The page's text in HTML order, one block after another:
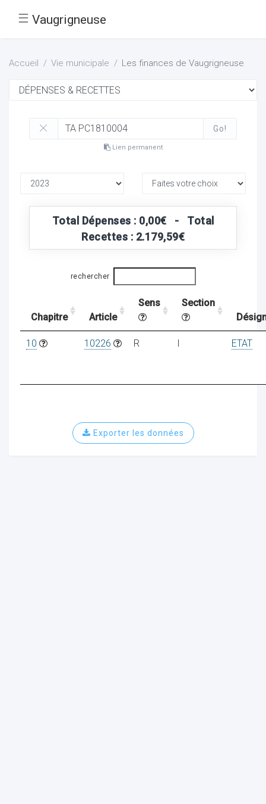
☰ Vaugrigneuse
Accueil Vie municipale Les finances de Vaugrigneuse
Go!
Lien permanent
Total Dépenses : 0,00€ - Total
Recettes : 2.179,59€
rechercher
Chapitre Article
Sens
Section
10 10226 R I ETAT
Exporter les données